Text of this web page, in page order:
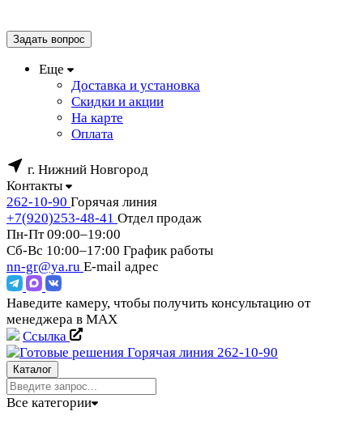
Задать вопрос
Еще
Доставка и установка
Скидки и акции
На карте
Оплата
г. Нижний Новгород
Контакты
262-10-90 Горячая линия
+7(920)253-48-41 Отдел продаж
Пн-Пт 09:00–19:00
Сб-Вс 10:00–17:00 График работы
nn-gr@ya.ru E-mail адрес
Наведите камеру, чтобы получить консультацию от
менеджера в MAX
Ссылка
Горячая линия 262-10-90
Каталог
Все категории